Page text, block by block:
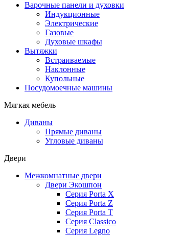
Варочные панели и духовки
Индукционные
Электрические
Газовые
Духовые шкафы
Вытяжки
Встраиваемые
Наклонные
Купольные
Посудомоечные машины
Мягкая мебель
Диваны
Прямые диваны
Угловые диваны
Двери
Межкомнатные двери
Двери Экошпон
Серия Porta X
Серия Porta Z
Серия Porta T
Серия Classico
Серия Legno